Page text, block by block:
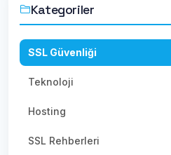
Kategoriler
SSL Güvenliği
Teknoloji
Hosting
SSL Rehberleri